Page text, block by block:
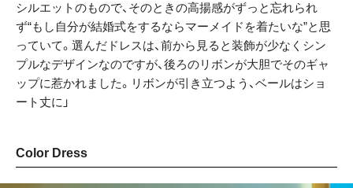
シルエットのもので、そのときの高揚感がずっと忘れられ
ず“もし自分が結婚式をするならマーメイドを着たいな”と思
っていて。選んだドレスは、前から見ると装飾が少なくシン
プルなデザインなのですが、後ろのリボンが大胆でそのギャ
ップに惹かれました。リボンが引き立つよう、ベールはショ
ート丈に」
Color Dress